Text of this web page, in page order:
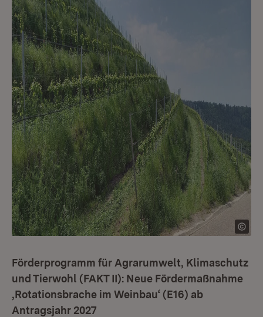
Förderprogramm für Agrarumwelt, Klimaschutz
und Tierwohl (FAKT II): Neue Fördermaßnahme
‚Rotationsbrache im Weinbau‘ (E16) ab
Antragsjahr 2027